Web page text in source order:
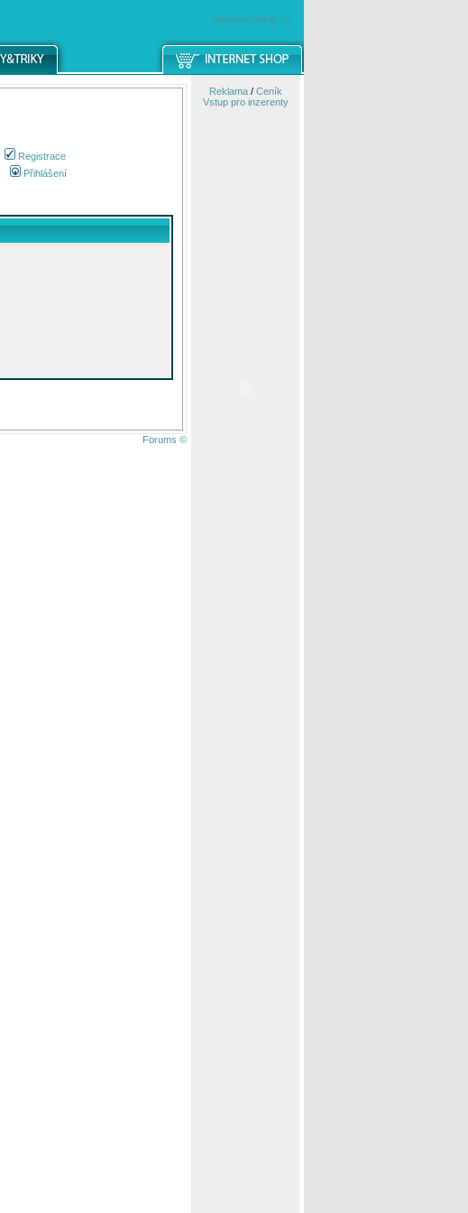
windowsmobile.cz
Registrace
Přihlášení
Forums ©
Reklama/ Ceník
Vstup pro inzerenty